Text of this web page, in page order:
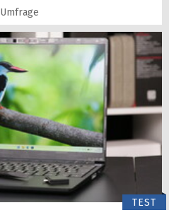
Umfrage
TEST